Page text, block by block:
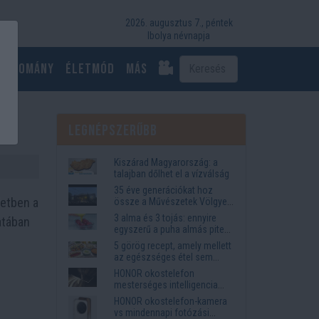
2026. augusztus 7., péntek
Ibolya névnapja
Tudomány Életmód más
a
Kiszárad Magyarország: a
talajban dőlhet el a vízválság
35 éve generációkat hoz
össze a Művészetek Völgye
– megvan a 2027-es időpont
és a bérletár
3 alma és 3 tojás: ennyire
egyszerű a puha almás pite
titka
5 görög recept, amely mellett
az egészséges étel sem
tűnik lemondásnak
HONOR okostelefon
mesterséges intelligencia
funkciók, amelyek
megkönnyítik az életet
HONOR okostelefon-kamera
vs mindennapi fotózási